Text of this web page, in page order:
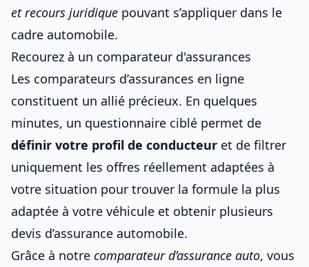
et recours juridique pouvant s’appliquer dans le
cadre automobile.
Recourez à un comparateur d'assurances
Les comparateurs d’assurances en ligne
constituent un allié précieux. En quelques
minutes, un questionnaire ciblé permet de
définir votre profil de conducteur et de filtrer
uniquement les offres réellement adaptées à
votre situation pour trouver la formule la plus
adaptée à votre véhicule et obtenir plusieurs
devis d’assurance automobile.
Grâce à notre comparateur d’assurance auto, vous